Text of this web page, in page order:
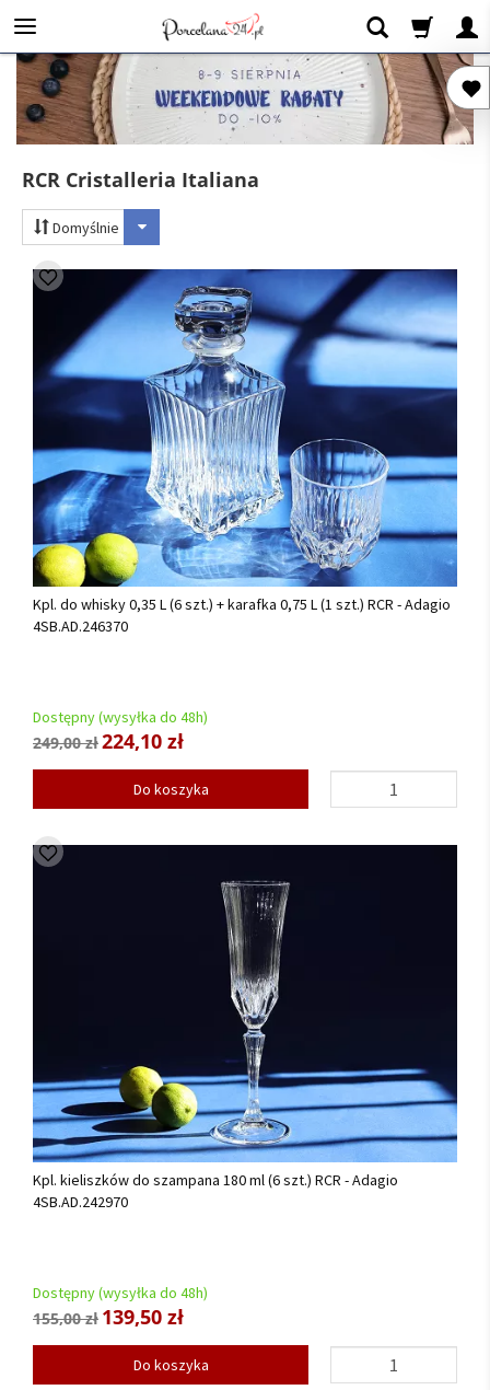
RCR Cristalleria Italiana
Domyślnie
Kpl. do whisky 0,35 L (6 szt.) + karafka 0,75 L (1 szt.) RCR - Adagio
4SB.AD.246370
Dostępny (wysyłka do 48h)
249,00 zł224,10 zł
Do koszyka
Kpl. kieliszków do szampana 180 ml (6 szt.) RCR - Adagio
4SB.AD.242970
Dostępny (wysyłka do 48h)
155,00 zł 139,50 zł
Do koszyka